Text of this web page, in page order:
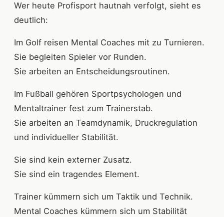
Wer heute Profisport hautnah verfolgt, sieht es
deutlich:
Im Golf reisen Mental Coaches mit zu Turnieren.
Sie begleiten Spieler vor Runden.
Sie arbeiten an Entscheidungsroutinen.
Im Fußball gehören Sportpsychologen und
Mentaltrainer fest zum Trainerstab.
Sie arbeiten an Teamdynamik, Druckregulation
und individueller Stabilität.
Sie sind kein externer Zusatz.
Sie sind ein tragendes Element.
Trainer kümmern sich um Taktik und Technik.
Mental Coaches kümmern sich um Stabilität